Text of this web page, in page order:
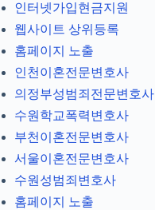
인터넷가입현금지원
웹사이트 상위등록
홈페이지 노출
인천이혼전문변호사
의정부성범죄전문변호사
수원학교폭력변호사
부천이혼전문변호사
서울이혼전문변호사
수원성범죄변호사
홈페이지 노출